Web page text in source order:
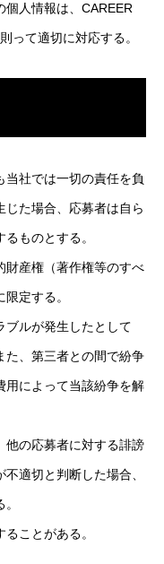
人情報は、CAREER
って適切に対応する。
当社では一切の責任を負
じた場合、応募者は自ら
ものとする。
財産権（著作権等のすべ
定する。
ブルが発生したとして
た、第三者との間で紛争
用によって当該紛争を解
他の応募者に対する誹謗
適切と判断した場合、
ことがある。